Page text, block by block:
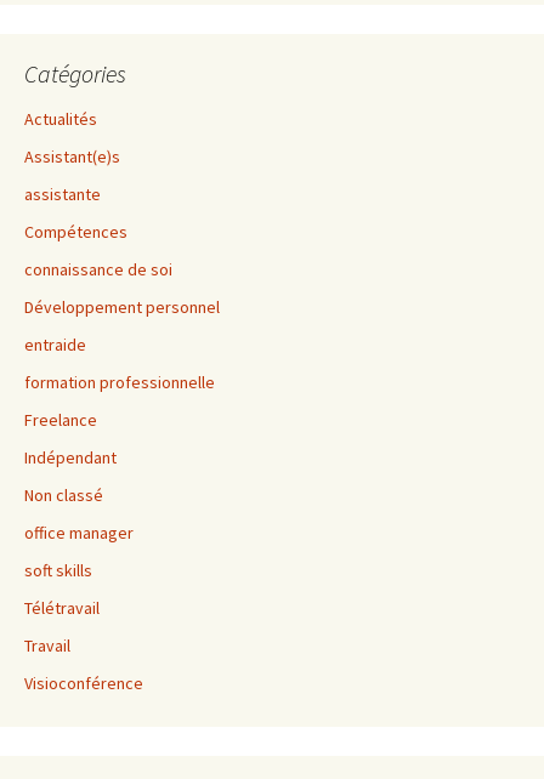
Catégories
Actualités
Assistant(e)s
assistante
Compétences
connaissance de soi
Développement personnel
entraide
formation professionnelle
Freelance
Indépendant
Non classé
office manager
soft skills
Télétravail
Travail
Visioconférence